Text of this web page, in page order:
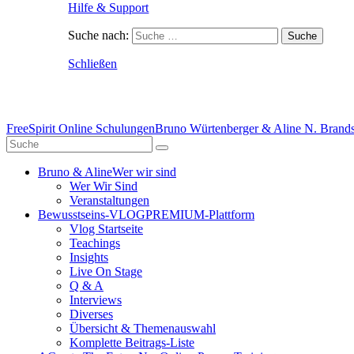
Hilfe & Support
Suche nach:
Schließen
FreeSpirit Online SchulungenBruno Würtenberger & Aline N.
Bruno & AlineWer wir sind
Wer Wir Sind
Veranstaltungen
Bewusstseins-VLOGPREMIUM-Plattform
Vlog Startseite
Teachings
Insights
Live On Stage
Q & A
Interviews
Diverses
Übersicht & Themenauswahl
Komplette Beitrags-Liste